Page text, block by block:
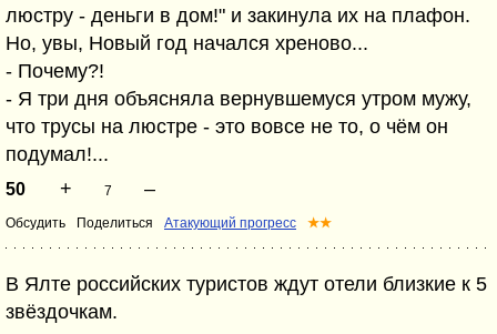
люстру - деньги в дом!" и закинула их на плафон.
Но, увы, Новый год начался хреново...
- Почему?!
- Я три дня объясняла вернувшемуся утром мужу,
что трусы на люстре - это вовсе не то, о чём он
подумал!...
50 + 7 –
Обсудить Поделиться Атакующий прогресс ★★
В Ялте российских туристов ждут отели близкие к 5
звёздочкам.